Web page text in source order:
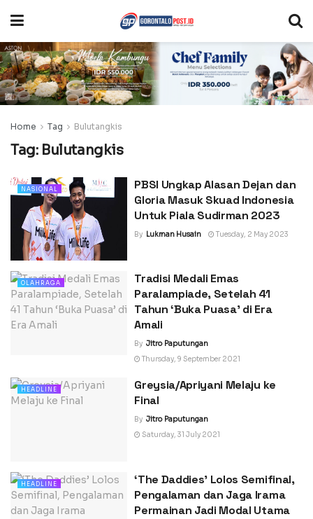
Home Tag Bulutangkis
Tag: Bulutangkis
NASIONAL
PBSI Ungkap Alasan Dejan dan
Gloria Masuk Skuad Indonesia
Untuk Piala Sudirman 2023
By Lukman Husain Tuesday, 2 May 2023
OLAHRAGA
Tradisi Medali Emas
Paralampiade, Setelah 41
Tahun ‘Buka Puasa’ di Era
Amali
By Jitro Paputungan
Thursday, 9 September 2021
HEADLINE
Greysia/Apriyani Melaju ke
Final
By Jitro Paputungan
Saturday, 31 July 2021
HEADLINE
‘The Daddies’ Lolos Semifinal,
Pengalaman dan Jaga Irama
Permainan Jadi Modal Utama